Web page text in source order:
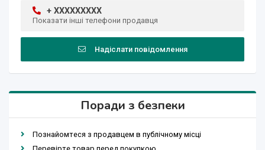
+ XXXXXXXXX
Показати інші телефони продавця
Надіслати повідомлення
Поради з безпеки
Познайомтеся з продавцем в публічному місці